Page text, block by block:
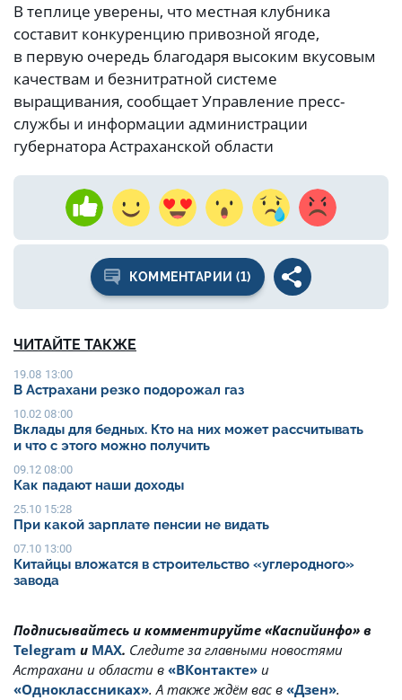
В теплице уверены, что местная клубника
составит конкуренцию привозной ягоде,
в первую очередь благодаря высоким вкусовым
качествам и безнитратной системе
выращивания, сообщает Управление пресс-
службы и информации администрации
губернатора Астраханской области
КОММЕНТАРИИ (1)
ЧИТАЙТЕ ТАКЖЕ
19.08 13:00
В Астрахани резко подорожал газ
10.02 08:00
Вклады для бедных. Кто на них может рассчитывать
и что с этого можно получить
09.12 08:00
Как падают наши доходы
25.10 15:28
При какой зарплате пенсии не видать
07.10 13:00
Китайцы вложатся в строительство «углеродного»
завода
Подписывайтесь и комментируйте «Каспийинфо» в
Telegram и MAX. Cледите за главными новостями
Астрахани и области в «ВКонтакте» и
«Одноклассниках». А также ждём вас в «Дзен».